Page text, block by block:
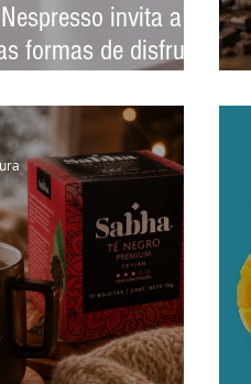
invita a
formas de disfrutar